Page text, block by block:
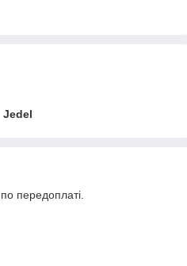
Jedel
передоплаті.